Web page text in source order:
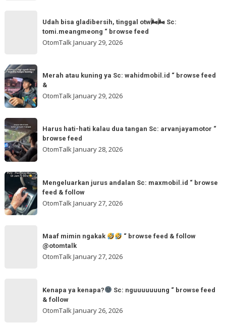
akmschooldrive_cikarang
&
follow
gladibersih,
otw
🌬
🌬
Sc:
“
browse
feed
Udah bisa gladibersih, tinggal otw🌬🌬 Sc:
tomi.meangmeong “ browse feed
OtomTalk January 29, 2026
Merah
atau
kuning
ya
Sc:
wahidmobil.id
“
browse
Merah atau kuning ya Sc: wahidmobil.id “ browse feed
&
OtomTalkJanuary 29, 2026
Harus
hati-
hati
kalau
dua
tangan
Sc:
arvanjayamotor
Harus hati-hati kalau dua tangan Sc: arvanjayamotor “
browse feed
OtomTalkJanuary 28, 2026
Mengeluarkan
jurus
andalan
Sc:
Mengeluarkan jurus andalan Sc: maxmobil.id “ browse
feed & follow
OtomTalkJanuary 27, 2026
Maaf mimin ngakak
“ browse feed & follow
@otomtalk
OtomTalkJanuary 27, 2026
Kenapa ya kenapa?
Sc: nguuuuuuung “ browse feed
& follow
OtomTalkJanuary 26, 2026